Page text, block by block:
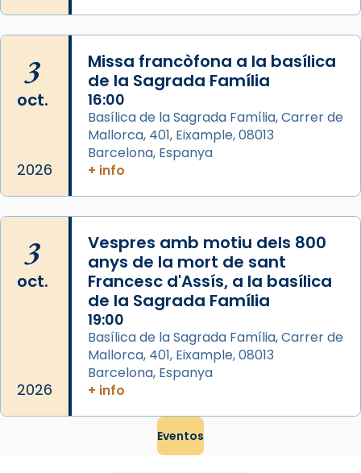
Regnes castellans i més tard de tota
Espanya.
El seu sepulcre a Compostela fou un g
View on Facebook ·
3
oct.
2026
Missa francòfona a la basílica
de la Sagrada Família
16:00
Basílica de la Sagrada Família, Carrer de
Mallorca, 401, Eixample, 08013
Barcelona, Espanya
+ info
3
oct.
2026
Vespres amb motiu dels 800
anys de la mort de sant
Francesc d'Assís, a la basílica
de la Sagrada Família
19:00
Basílica de la Sagrada Família, Carrer de
Mallorca, 401, Eixample, 08013
Barcelona, Espanya
+ info
Eventos